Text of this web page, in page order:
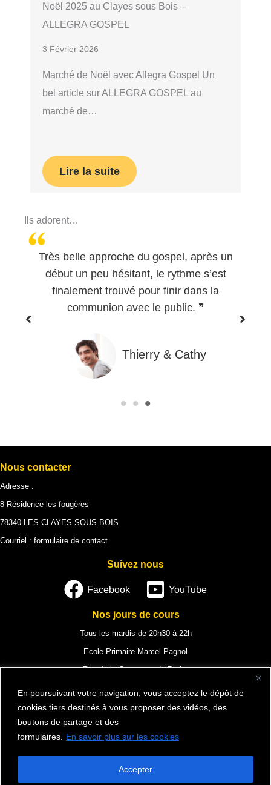
En poursuivant votre navigation, vous acceptez le dépôt de
cookies tiers destinés à vous proposer des vidéos, des
boutons de partage et des
formulaires.
En savoir plus sur les cookies
Accepter
Noël 2025 au Clayes sous Bois –
ALLEGRA GOSPEL
3 Février 2026
Marché de Noël avec Allegra Gospel Un
bel article sur ALLEGRA GOSPEL au
marché de…
Lire la suite
Ils adorent…
Très belle approche du gospel, après un
début un peu hésitant, le rythme s’est
finalement trouvé pour finir dans la
communion avec le public. ❞
Thierry & Cathy
Nous contacter
Adresse :
8 Résidence les fougères
78340 LES CLAYES SOUS BOIS
Courriel : formulaire de contact
Suivez nous
Facebook YouTube
Nos jours de cours
Tous les mardis de 20h30 à 22h
Ecole Primaire Marcel Pagnol
Rue de la Commune de Paris,
Mentions légales
Politique de confidentialité